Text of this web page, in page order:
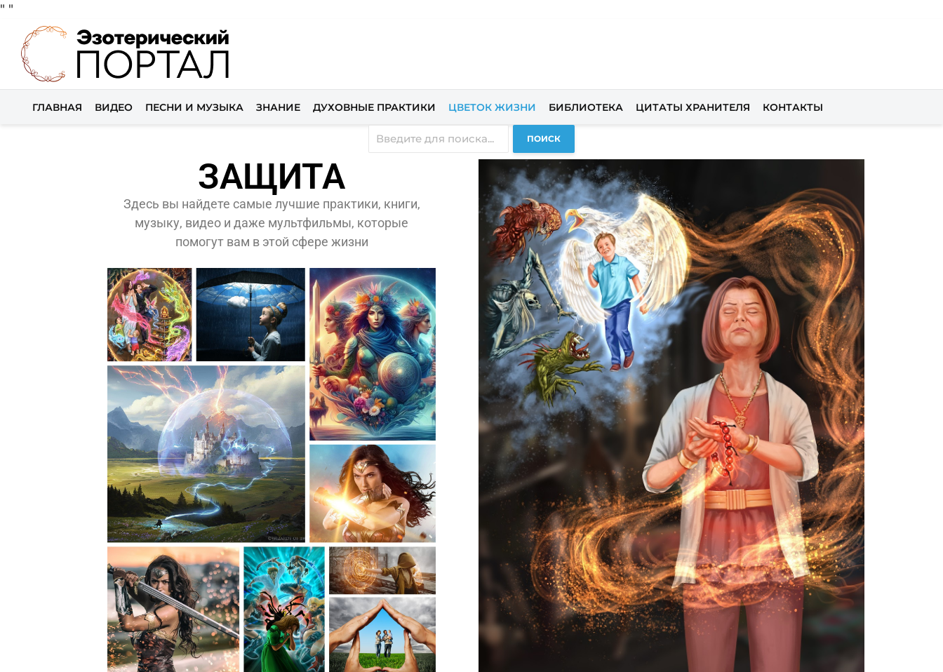
" "
ГЛАВНАЯ ВИДЕО ПЕСНИ И МУЗЫКА ЗНАНИЕ ДУХОВНЫЕ ПРАКТИКИ ЦВЕТОК ЖИЗНИ БИБЛИОТЕКА ЦИТАТЫ ХРАНИТЕЛЯ КОНТАКТЫ
ПОИСК
ЗАЩИТА
Здесь вы найдете самые лучшие практики, книги,
музыку, видео и даже мультфильмы, которые
помогут вам в этой сфере жизни